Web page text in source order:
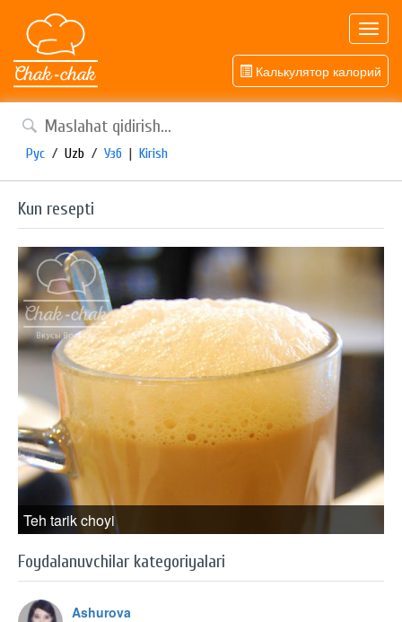
Калькулятор калорий
Рус / Uzb / Узб | Kirish
Kun resepti
Teh tarik choyi
Foydalanuvchilar kategoriyalari
Ashurova